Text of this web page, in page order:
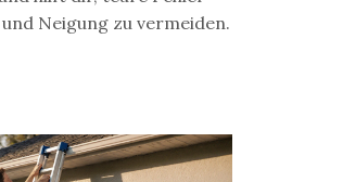
Neigung zu vermeiden.